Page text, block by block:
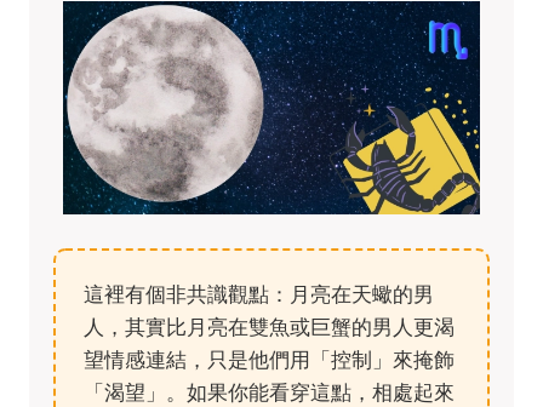
這裡有個非共識觀點：月亮在天蠍的男
人，其實比月亮在雙魚或巨蟹的男人更渴
望情感連結，只是他們用「控制」來掩飾
「渴望」。如果你能看穿這點，相處起來